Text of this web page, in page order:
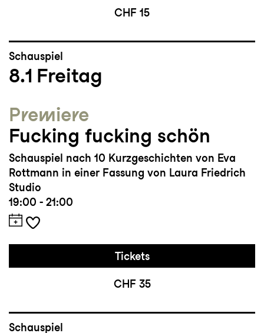
CHF 15
Schauspiel
8.1 Freitag
Premiere
Fucking fucking schön
Schauspiel nach 10 Kurzgeschichten von Eva
Rottmann in einer Fassung von Laura Friedrich
Studio
19:00 - 21:00
Tickets
CHF 35
Schauspiel